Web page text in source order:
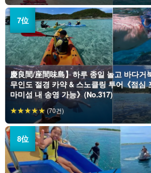
慶良間/座間味島】하루 종일 놀고 바다
무인도 절경 카약 & 스노클링 투어《점심
마미섬 내 송영 가능》(No.317)
(70건)